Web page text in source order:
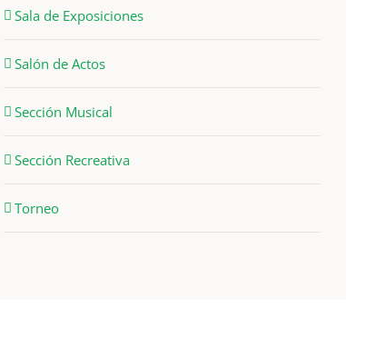
Sala de Exposiciones
Salón de Actos
Sección Musical
Sección Recreativa
Torneo